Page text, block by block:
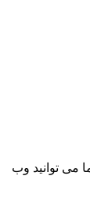
می توانید وب